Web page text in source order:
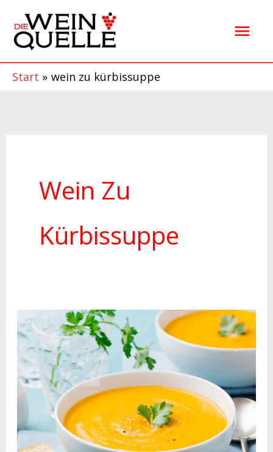
Inhalt
springen
Start wein zu kürbissuppe
Wein Zu
Kürbissuppe
Unser
Favoriten-
Rezept:
Kürbissuppe